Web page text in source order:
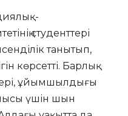
студенттері
танытып,
көрсетті. Барлық
ұйымшылдығы
үшін шын